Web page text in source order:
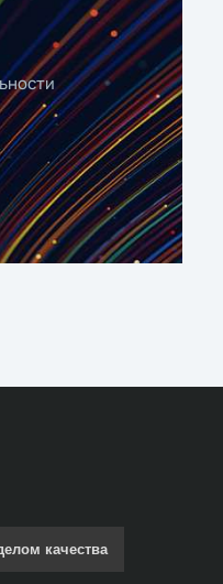
качества